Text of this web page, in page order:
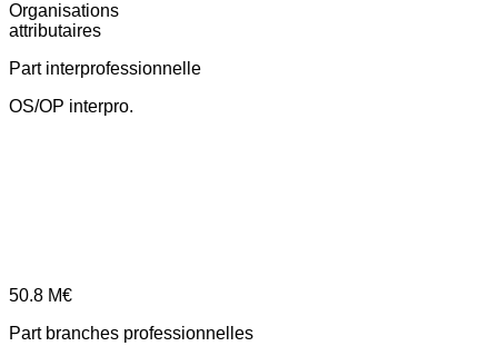
Organisations
attributaires
Part interprofessionnelle
OS/OP interpro.
50.8 M€
Part branches professionnelles